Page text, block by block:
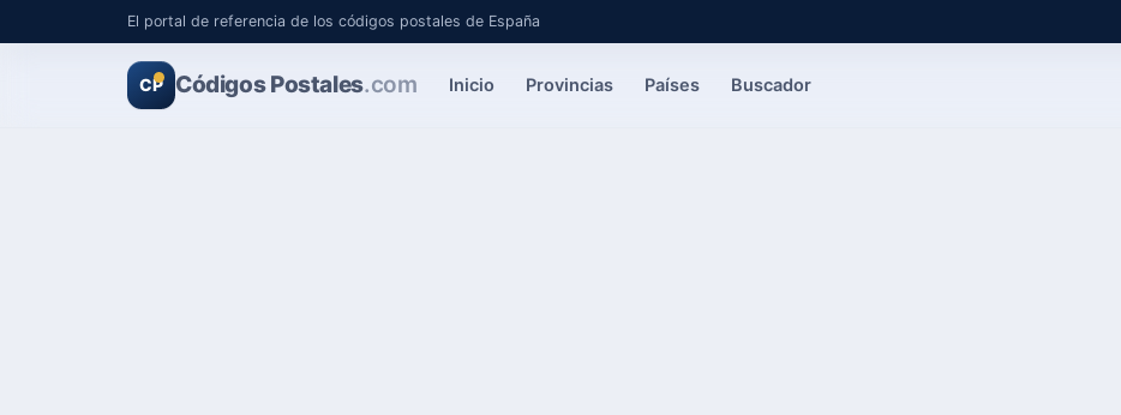
El portal de referencia de los códigos postales de España
CP Códigos Postales.com Inicio Provincias Países Buscador